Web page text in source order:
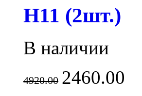
H11 (2шт.)
В наличии
4920.00 2460.00